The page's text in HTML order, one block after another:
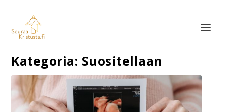
Kategoria: Suositellaan